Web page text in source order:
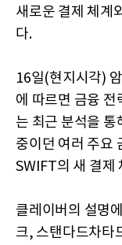
새로운 결제 체계
다.
16일(현지시각)
에 따르면 금융
는 최근 분석을 통
중이던 여러 주요
SWIFT의 새 결제
클레이버의 설명
크, 스탠다드차타